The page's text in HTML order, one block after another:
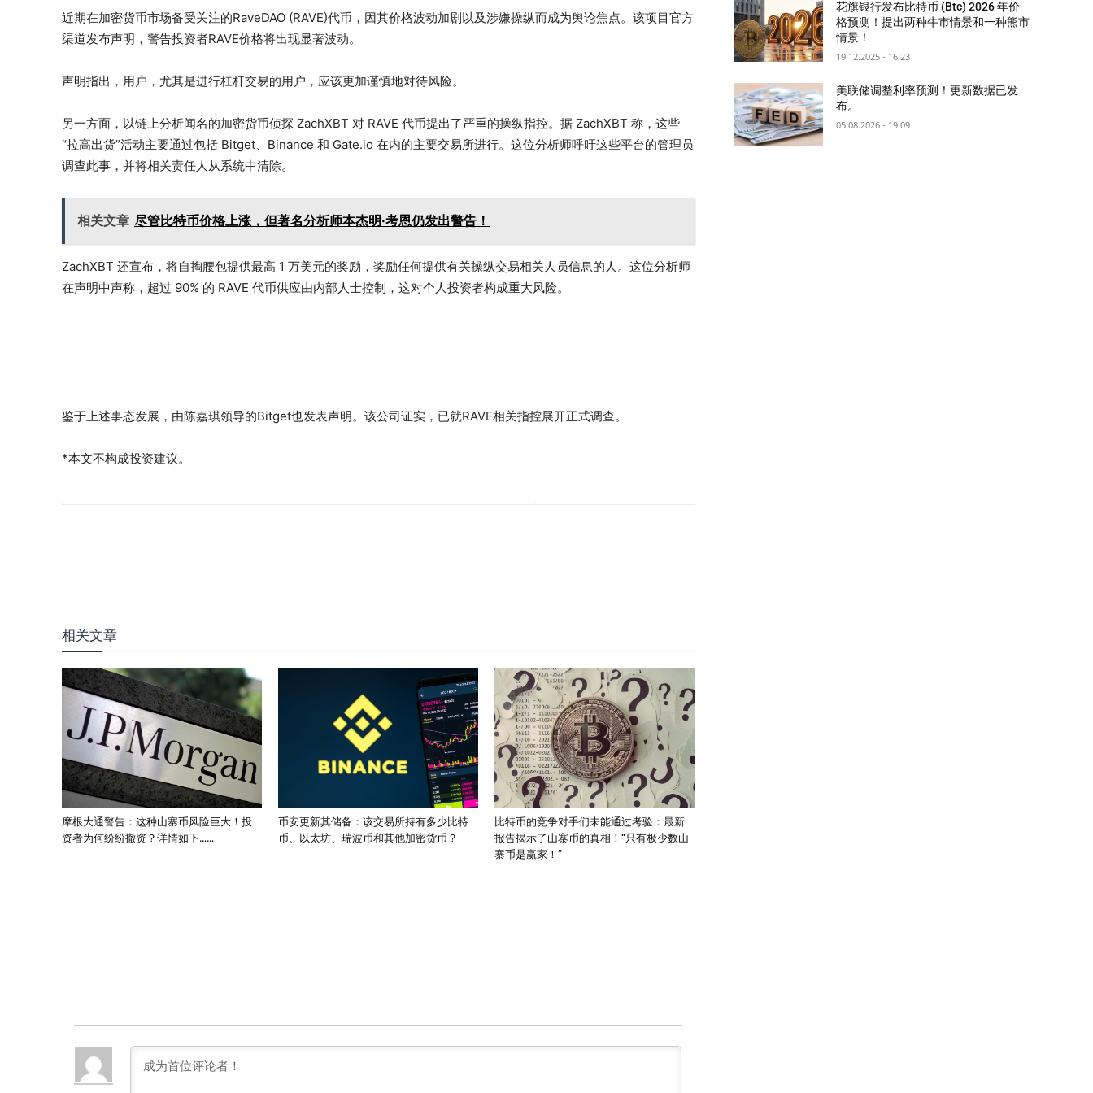
近期在加密货币市场备受关注的RaveDAO (RAVE)代币，因其价格波动加剧以及涉嫌操纵而成为舆论焦点。该项目官方
渠道发布声明，警告投资者RAVE价格将出现显著波动。
声明指出，用户，尤其是进行杠杆交易的用户，应该更加谨慎地对待风险。
另一方面，以链上分析闻名的加密货币侦探 ZachXBT 对 RAVE 代币提出了严重的操纵指控。据 ZachXBT 称，这些
“拉高出货”活动主要通过包括 Bitget、Binance 和 Gate.io 在内的主要交易所进行。这位分析师呼吁这些平台的管理员
调查此事，并将相关责任人从系统中清除。
相关文章 尽管比特币价格上涨，但著名分析师本杰明·考恩仍发出警告！
ZachXBT 还宣布，将自掏腰包提供最高 1 万美元的奖励，奖励任何提供有关操纵交易相关人员信息的人。这位分析师
在声明中声称，超过 90% 的 RAVE 代币供应由内部人士控制，这对个人投资者构成重大风险。
鉴于上述事态发展，由陈嘉琪领导的Bitget也发表声明。该公司证实，已就RAVE相关指控展开正式调查。
*本文不构成投资建议。
相关文章
摩根大通警告：这种山寨币风险巨大！投
资者为何纷纷撤资？详情如下……
币安更新其储备：该交易所持有多少比特
币、以太坊、瑞波币和其他加密货币？
比特币的竞争对手们未能通过考验：最新
报告揭示了山寨币的真相！“只有极少数山
寨币是赢家！”
花旗银行发布比特币 (Btc) 2026 年价
格预测！提出两种牛市情景和一种熊市
情景！
19.12.2025 - 16:23
美联储调整利率预测！更新数据已发
布。
05.08.2026 - 19:09